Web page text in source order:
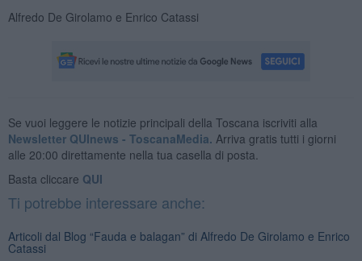
Alfredo De Girolamo e Enrico Catassi
Se vuoi leggere le notizie principali della Toscana iscriviti alla
Newsletter QUInews - ToscanaMedia. Arriva gratis tutti i giorni
alle 20:00 direttamente nella tua casella di posta.
Basta cliccare QUI
Ti potrebbe interessare anche:
Articoli dal Blog “Fauda e balagan” di Alfredo De Girolamo e Enrico
Catassi